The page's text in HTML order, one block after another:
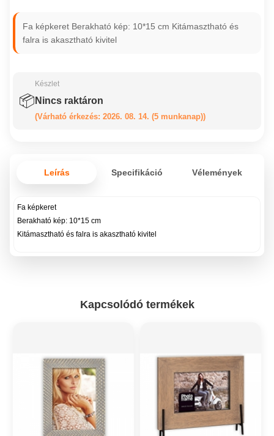
Fa képkeret Berakható kép: 10*15 cm Kitámasztható és
falra is akasztható kivitel
📦
Készlet
Nincs raktáron
(Várható érkezés: 2026. 08. 14. (5 munkanap))
Leírás Specifikáció Vélemények
Fa képkeret
Berakható kép: 10*15 cm
Kitámasztható és falra is akasztható kivitel
Kapcsolódó termékek